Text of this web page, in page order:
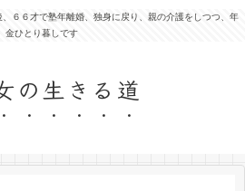
６６才で塾年離婚、独身に戻り、親の介護をしつつ、年
金ひとり暮しです
の生きる道